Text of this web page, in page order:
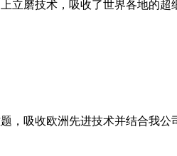
立磨技术，吸收了世界各地的
，吸收欧洲先进技术并结合我